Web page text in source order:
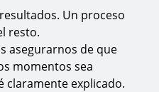
Un proceso
resto.
asegurarnos de que
momentos sea
claramente explicado.